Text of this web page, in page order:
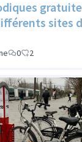
sites
0 2